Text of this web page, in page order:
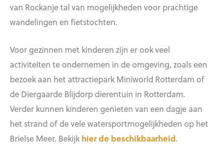
van Rockanje tal van mogelijkheden voor prachtige
wandelingen en fietstochten.
Voor gezinnen met kinderen zijn er ook veel
activiteiten te ondernemen in de omgeving, zoals een
bezoek aan het attractiepark Miniworld Rotterdam of
de Diergaarde Blijdorp dierentuin in Rotterdam.
Verder kunnen kinderen genieten van een dagje aan
het strand of de vele watersportmogelijkheden op het
Brielse Meer. Bekijk hier de beschikbaarheid.